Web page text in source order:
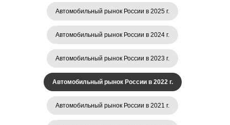
Автомобильный рынок России в 2025 г.
Автомобильный рынок России в 2024 г.
Автомобильный рынок России в 2023 г.
Автомобильный рынок России в 2022 г.
Автомобильный рынок России в 2021 г.